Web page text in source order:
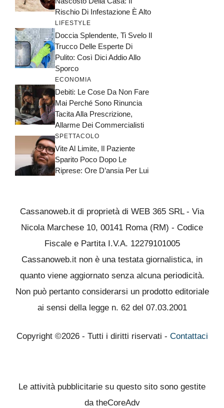
Rischio Di Infestazione È Alto
LIFESTYLE
Doccia Splendente, Ti Svelo Il
Trucco Delle Esperte Di
Pulito: Così Dici Addio Allo
Sporco
ECONOMIA
Debiti: Le Cose Da Non Fare
Mai Perché Sono Rinuncia
Tacita Alla Prescrizione,
Allarme Dei Commercialisti
SPETTACOLO
Vite Al Limite, Il Paziente
Sparito Poco Dopo Le
Riprese: Ore D’ansia Per Lui
Cassanoweb.it di proprietà di WEB 365 SRL - Via
Nicola Marchese 10, 00141 Roma (RM) - Codice
Fiscale e Partita I.V.A. 12279101005
Cassanoweb.it non è una testata giornalistica, in
quanto viene aggiornato senza alcuna periodicità.
Non può pertanto considerarsi un prodotto editoriale
ai sensi della legge n. 62 del 07.03.2001
Copyright ©2026 - Tutti i diritti riservati - Contattaci
Le attività pubblicitarie su questo sito sono gestite
da theCoreAdv